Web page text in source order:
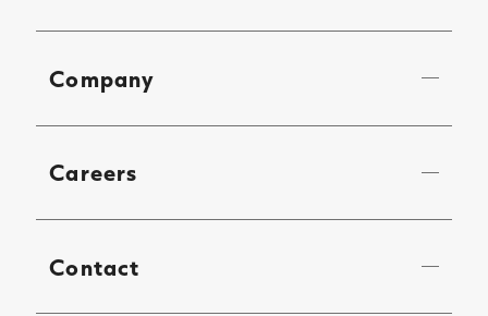
Company
Careers
Contact